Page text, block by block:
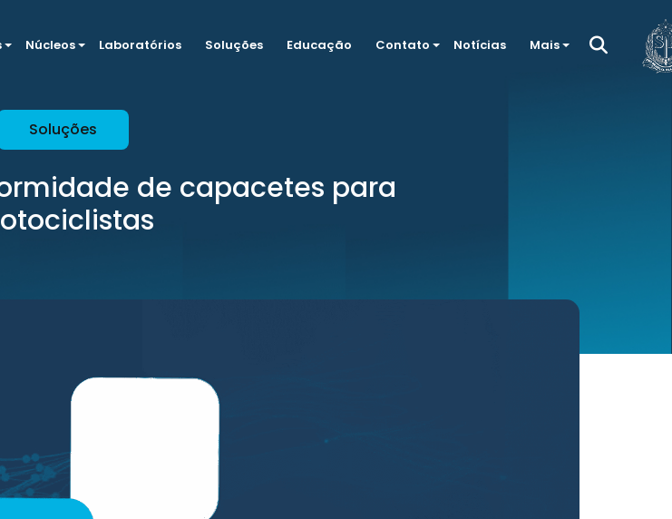
Núcleos Laboratórios Soluções Educação Contato Notícias Mais
Soluções
de capacetes para